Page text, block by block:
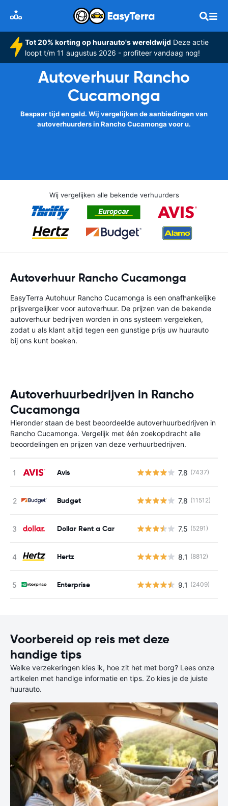
Tot 20% korting op huurauto's wereldwijd Deze actie
loopt t/m 11 augustus 2026 - profiteer vandaag nog!
Autoverhuur Rancho
Cucamonga
Bespaar tijd en geld. Wij vergelijken de aanbiedingen van
autoverhuurders in Rancho Cucamonga voor u.
Wij vergelijken alle bekende verhuurders
Autoverhuur Rancho Cucamonga
EasyTerra Autohuur Rancho Cucamonga is een onafhankelijke
prijsvergelijker voor autoverhuur. De prijzen van de bekende
autoverhuur bedrijven worden in ons systeem vergeleken,
zodat u als klant altijd tegen een gunstige prijs uw huurauto
bij ons kunt boeken.
Autoverhuurbedrijven in Rancho
Cucamonga
Hieronder staan de best beoordeelde autoverhuurbedrijven in
Rancho Cucamonga. Vergelijk met één zoekopdracht alle
beoordelingen en prijzen van deze verhuurbedrijven.
Avis 7.8 (7437)
Budget 7.8 (11512)
Dollar Rent a Car 7.5 (5291)
Hertz 8.1 (8812)
Enterprise 9.1 (2409)
Voorbereid op reis met deze
handige tips
Welke verzekeringen kies ik, hoe zit het met borg? Lees onze
artikelen met handige informatie en tips. Zo kies je de juiste
huurauto.